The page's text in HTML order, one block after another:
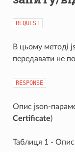
REQUEST
В цьому методі
передавати не
RESPONSE
Опис json-
Certificate)
Таблиця 1 - Опис